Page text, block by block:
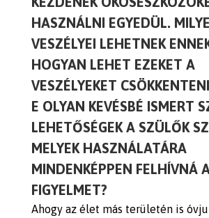
HASZNÁLNI EGYEDÜL.
VESZÉLYEI LEHETNEK
HOGYAN LEHET EZEKET A
VESZÉLYEKET
E OLYAN KEVÉSBÉ ISMERT
LEHETŐSÉGEK A SZÜLŐK
MELYEK HASZNÁLATÁRA
MINDENKÉPPEN FELHÍVNÁ
FIGYELMET?
Ahogy az élet más területén is